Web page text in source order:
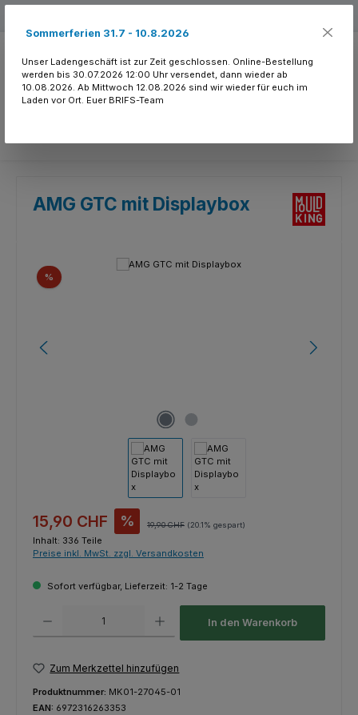
AMG GTC mit Displaybox
Bildergalerie überspringen
% Rabatt
Verkaufspreis:
15,90 CHF % Regulärer Preis:
19,90 CHF (20.1% gespart)
Inhalt: 336 Teile
Preise inkl. MwSt. zzgl. Versandkosten
Sofort verfügbar, Lieferzeit: 1-2 Tage
In den Warenkorb
Zum Merkzettel hinzufügen
Produktnummer: MK01-27045-01
EAN: 6972316263353
Sommerferien 31.7 - 10.8.2026
Unser Ladengeschäft ist zur Zeit geschlossen. Online-Bestellung
werden bis 30.07.2026 12:00 Uhr versendet, dann wieder ab
10.08.2026. Ab Mittwoch 12.08.2026 sind wir wieder für euch im
Laden vor Ort. Euer BRIFS-Team